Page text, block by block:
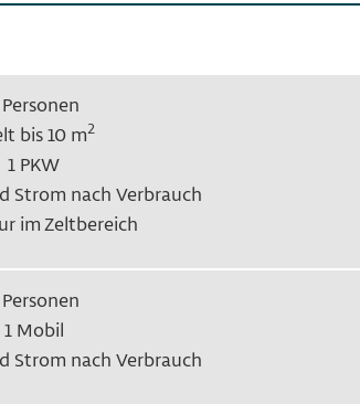
bis 10 m2
1 PKW
Strom nach Verbrauch
im Zeltbereich
1 Mobil
Strom nach Verbrauch